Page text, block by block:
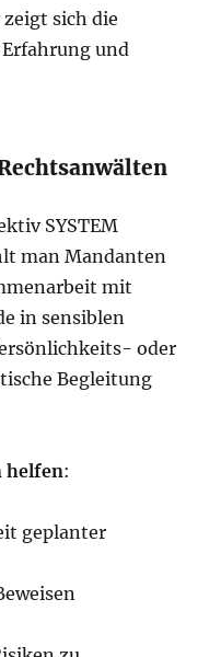
sich die
und
SYSTEM
man Mandanten
mit
in sensiblen
oder
Begleitung
helfen:
geplanter